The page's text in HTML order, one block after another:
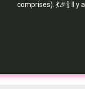
comprises). 💃🎉🍾 Il